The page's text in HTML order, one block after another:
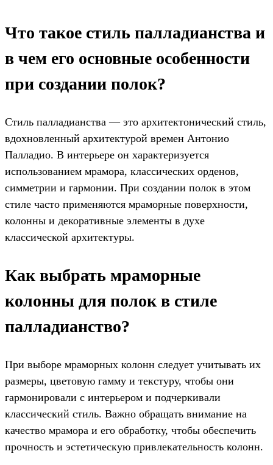
Что такое стиль палладианства и
в чем его основные особенности
при создании полок?
Стиль палладианства — это архитектонический стиль,
вдохновленный архитектурой времен Антонио
Палладио. В интерьере он характеризуется
использованием мрамора, классических орденов,
симметрии и гармонии. При создании полок в этом
стиле часто применяются мраморные поверхности,
колонны и декоративные элементы в духе
классической архитектуры.
Как выбрать мраморные
колонны для полок в стиле
палладианство?
При выборе мраморных колонн следует учитывать их
размеры, цветовую гамму и текстуру, чтобы они
гармонировали с интерьером и подчеркивали
классический стиль. Важно обращать внимание на
качество мрамора и его обработку, чтобы обеспечить
прочность и эстетическую привлекательность колонн.